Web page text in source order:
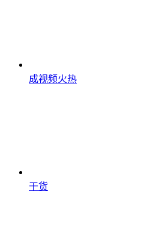
成视频火热
干货